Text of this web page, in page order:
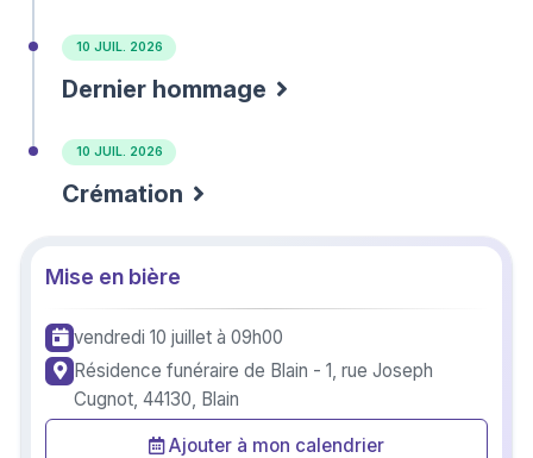
10 JUIL. 2026
Dernier hommage
10 JUIL. 2026
Crémation
Mise en bière
vendredi 10 juillet à 09h00
Résidence funéraire de Blain - 1, rue Joseph
Cugnot, 44130, Blain
Ajouter à mon calendrier